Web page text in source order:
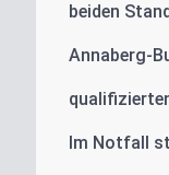
beiden
Annaberg-
Im Notfall